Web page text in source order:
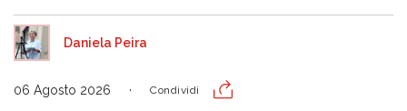
Daniela Peira
06 Agosto 2026 Condividi